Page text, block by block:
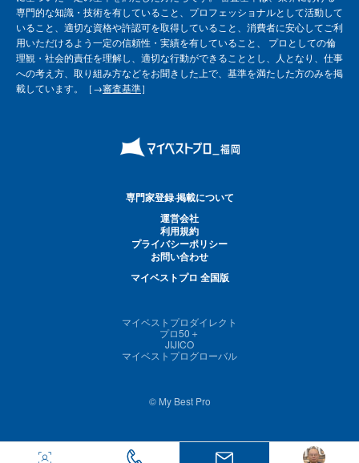
専門的な知識・技術を有していること、プロフェッショナルとして活動して
いること、適切な資格や許認可を取得していること、消費者に安心してご利
用いただけるよう一定の信頼性・実績を有していること、 プロとしての倫
理観・社会的責任を理解し、適切な行動ができることとし、人となり、仕事
への考え方、取り組み方などをお聞きした上で、基準を満たした方のみを掲
載しています。［→審査基準］
専門家登録·掲載について
運営会社
利用規約
プライバシーポリシー
お問い合わせ
マイベストプロ 全国版
マイベストプロダイレクト
プロ50＋
JIJICO
マイベストプログローバル
© My Best Pro